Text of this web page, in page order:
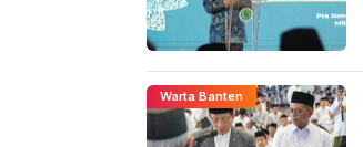
Warta Banten